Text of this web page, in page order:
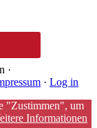
·
· Log in
"Zustimmen", um
Informationen